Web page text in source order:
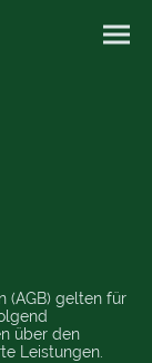
(AGB) gelten für
über den
Leistungen.